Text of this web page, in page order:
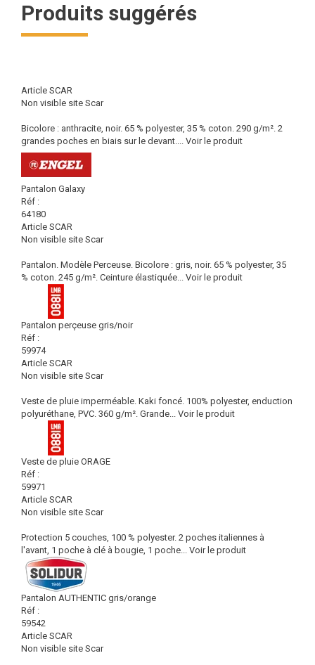
Produits suggérés
Article SCAR
Non visible site Scar
Bicolore : anthracite, noir. 65 % polyester, 35 % coton. 290 g/m². 2
grandes poches en biais sur le devant.... Voir le produit
Pantalon Galaxy
Réf :
64180
Article SCAR
Non visible site Scar
Pantalon. Modèle Perceuse. Bicolore : gris, noir. 65 % polyester, 35
% coton. 245 g/m². Ceinture élastiquée... Voir le produit
Pantalon perçeuse gris/noir
Réf :
59974
Article SCAR
Non visible site Scar
Veste de pluie imperméable. Kaki foncé. 100% polyester, enduction
polyuréthane, PVC. 360 g/m². Grande... Voir le produit
Veste de pluie ORAGE
Réf :
59971
Article SCAR
Non visible site Scar
Protection 5 couches, 100 % polyester. 2 poches italiennes à
l'avant, 1 poche à clé à bougie, 1 poche... Voir le produit
Pantalon AUTHENTIC gris/orange
Réf :
59542
Article SCAR
Non visible site Scar